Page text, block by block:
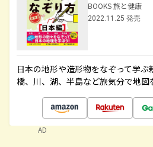
BOOKS 旅と健康
2022.11.25 発売
日本の地形や造形物をなぞって学
橋、川、湖、半島など旅気分で地図
AD